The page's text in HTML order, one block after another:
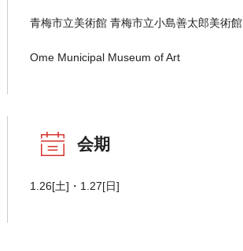
青梅市立美術館 青梅市立小島善太郎美術館
Ome Municipal Museum of Art
会期
1.26[土]・1.27[日]